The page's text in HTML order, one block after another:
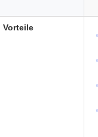
Vorteile